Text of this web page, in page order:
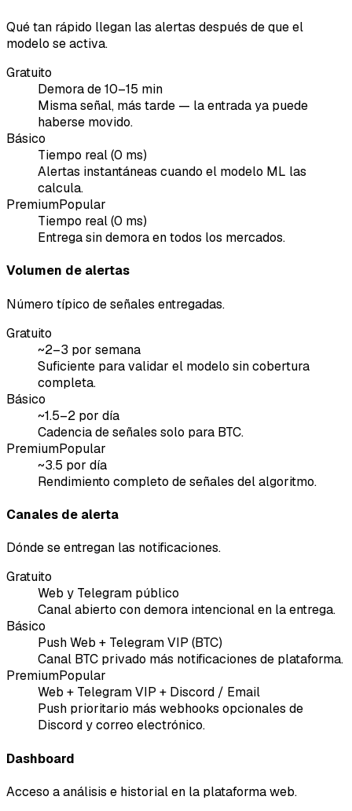
Qué tan rápido llegan las alertas después de que el
modelo se activa.
Gratuito
Demora de 10–15 min
Misma señal, más tarde — la entrada ya puede
haberse movido.
Básico
Tiempo real (0 ms)
Alertas instantáneas cuando el modelo ML las
calcula.
PremiumPopular
Tiempo real (0 ms)
Entrega sin demora en todos los mercados.
Volumen de alertas
Número típico de señales entregadas.
Gratuito
~2–3 por semana
Suficiente para validar el modelo sin cobertura
completa.
Básico
~1.5–2 por día
Cadencia de señales solo para BTC.
PremiumPopular
~3.5 por día
Rendimiento completo de señales del algoritmo.
Canales de alerta
Dónde se entregan las notificaciones.
Gratuito
Web y Telegram público
Canal abierto con demora intencional en la entrega.
Básico
Push Web + Telegram VIP (BTC)
Canal BTC privado más notificaciones de plataforma.
PremiumPopular
Web + Telegram VIP + Discord / Email
Push prioritario más webhooks opcionales de
Discord y correo electrónico.
Dashboard
Acceso a análisis e historial en la plataforma web.